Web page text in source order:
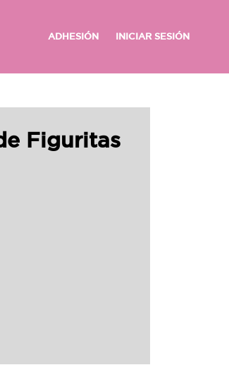
ADHESIÓN INICIAR SESIÓN
Figuritas